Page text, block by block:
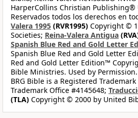
HarperCollins Christian Publishing®
Reservados todos los derechos en
Valera 1995 (RVR1995) Copyright ©
Societies; Reina-Valera Antigua
Spanish Blue Red and Gold Letter
Spanish Blue Red and Gold Letter
Red and Gold Letter Edition™
Bible Ministries. Used by
BRG Bible is a Registered
Trademark Office #4145648;
(TLA) Copyright © 2000 by United